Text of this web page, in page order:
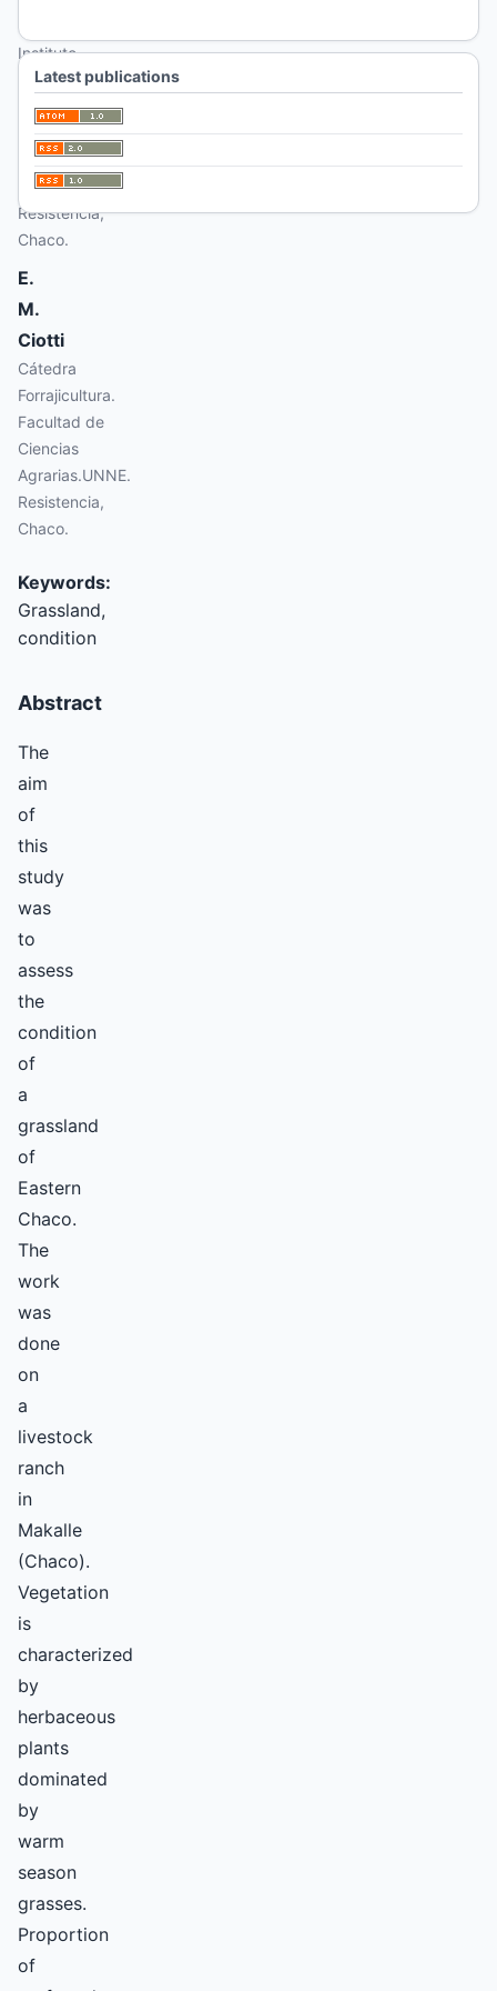
Instituto
Agrotécnico
Pedro M
Fuentes
Godo.
UNNE.
Resistencia,
Chaco.
E.
M.
Ciotti
Cátedra
Forrajicultura.
Facultad de
Ciencias
Agrarias.UNNE.
Resistencia,
Chaco.
Keywords:
Grassland,
condition
Abstract
The
aim
of
this
study
was
to
assess
the
condition
of
a
grassland
of
Eastern
Chaco.
The
work
was
done
on
a
livestock
ranch
in
Makalle
(Chaco).
Vegetation
is
characterized
by
herbaceous
plants
dominated
by
warm
season
grasses.
Proportion
of
Latest publications